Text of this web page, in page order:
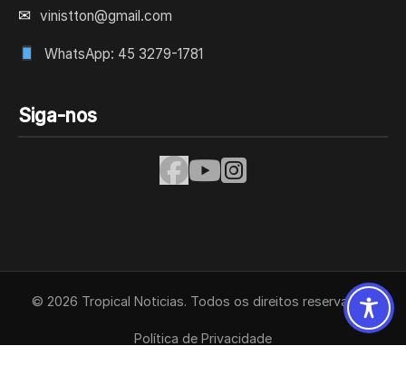
✉ vinistton@gmail.com
WhatsApp: 45 3279-1781
Siga-nos
© 2026 Tropical Noticias. Todos os direitos reservados.
Política de Privacidade